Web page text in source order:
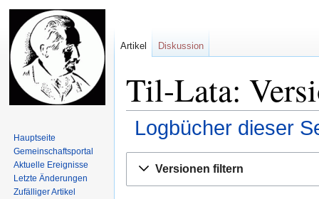
Til-Lata:
Logbücher dieser
Navigation
Suche
Versionen filtern
Artikel Diskussion
Hauptseite
Gemeinschafts­portal
Aktuelle Ereignisse
Letzte Änderungen
Zufälliger Artikel